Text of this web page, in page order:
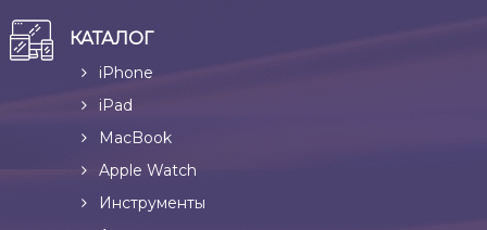
КАТАЛОГ
iPhone
iPad
MacBook
Apple Watch
Инструменты